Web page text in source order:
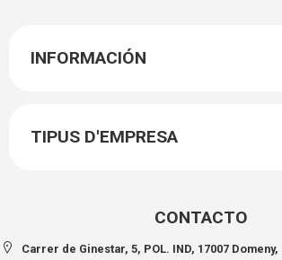
INFORMACIÓN
TIPUS D'EMPRESA
CONTACTO
Carrer de Ginestar, 5, POL. IND, 17007